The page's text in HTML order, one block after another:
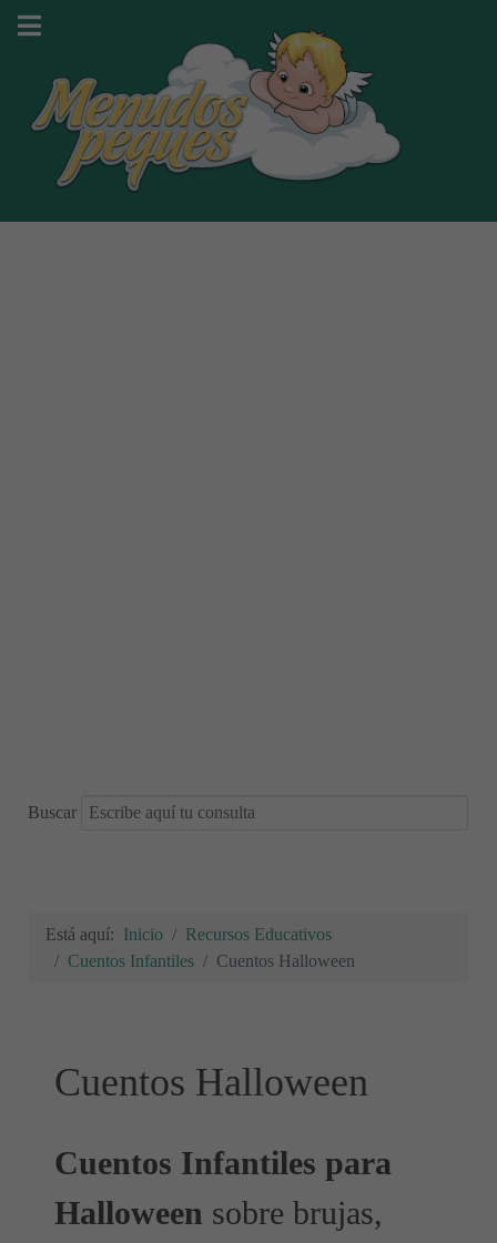
Buscar
Está aquí: Inicio
Recursos Educativos
Cuentos Infantiles
Cuentos Halloween
Cuentos Halloween
Cuentos Infantiles para
Halloween sobre brujas,